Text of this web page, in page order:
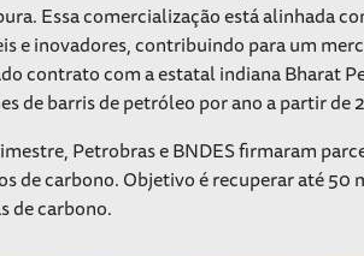
Essa comercialização está alinhada
e inovadores, contribuindo para um
contrato com a estatal indiana Bharat
de barris de petróleo por ano a partir de
Petrobras e BNDES firmaram
de carbono. Objetivo é recuperar até 50
de carbono.